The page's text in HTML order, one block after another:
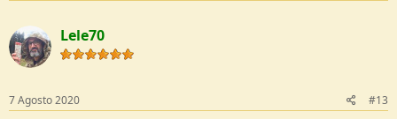
c
t
i
o
s
:
Lele70
7 Agosto 2020 #13